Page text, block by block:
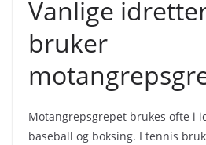
Vanlige
bruker
Motangrepsgrepet brukes ofte i
baseball og boksing. I tennis